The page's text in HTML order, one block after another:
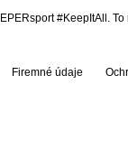
#KeepItAll.
Firemné údaje